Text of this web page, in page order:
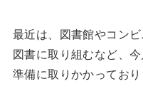
最近は、図書館やコン
図書に取り組むなど、
準備に取りかかっており